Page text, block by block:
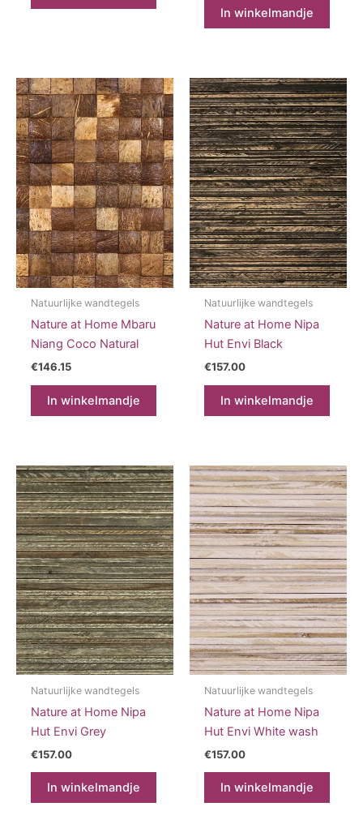
In winkelmandje
Natuurlijke wandtegels
Nature at Home Mbaru
Niang Coco Natural
€146.15
In winkelmandje
Natuurlijke wandtegels
Nature at Home Nipa
Hut Envi Black
€157.00
In winkelmandje
Natuurlijke wandtegels
Nature at Home Nipa
Hut Envi Grey
€157.00
In winkelmandje
Natuurlijke wandtegels
Nature at Home Nipa
Hut Envi White wash
€157.00
In winkelmandje